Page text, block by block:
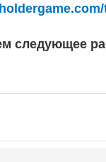
следующее